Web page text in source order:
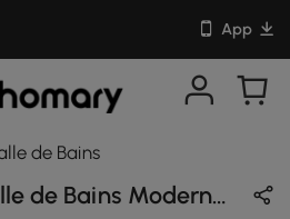
App
de Bains
Conception de Salle de Bains Moderne en Blanc & Noir avec Métal & Pierre